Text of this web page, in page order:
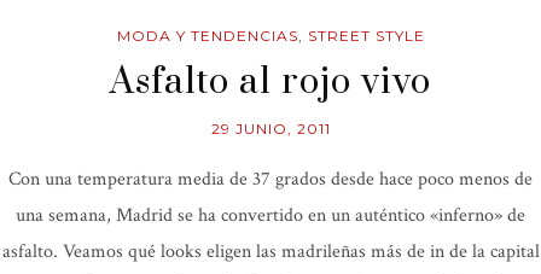
MODA Y TENDENCIAS, STREET STYLE
Asfalto al rojo vivo
29 JUNIO, 2011
Con una temperatura media de 37 grados desde hace poco menos de
una semana, Madrid se ha convertido en un auténtico «inferno» de
asfalto. Veamos qué looks eligen las madrileñas más de in de la capital